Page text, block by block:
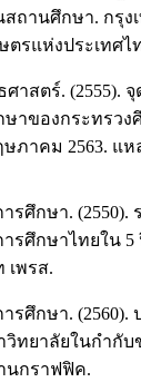
ถานศึกษา. กรุง
รแห่งประเทศไ
าสตร์. (2555).
าของกระทรวง
ภาคม 2563. แห
รศึกษา. (2550).
รศึกษาไทยใน 5
เพรส.
รศึกษา. (2560).
ทยาลัยในกำกับ
นกราฟฟิค.